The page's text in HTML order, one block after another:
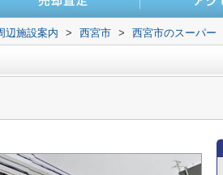
辺施設案内 > 西宮市 > 西宮市のスーパー